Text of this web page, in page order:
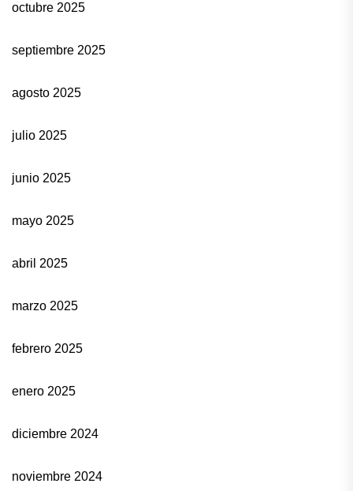
octubre 2025
septiembre 2025
agosto 2025
julio 2025
junio 2025
mayo 2025
abril 2025
marzo 2025
febrero 2025
enero 2025
diciembre 2024
noviembre 2024